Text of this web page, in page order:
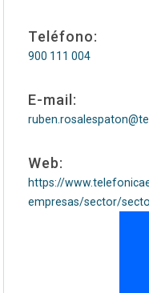
Teléfono:
900 111 004
E-mail:
Web:
https://
empresas/sector/